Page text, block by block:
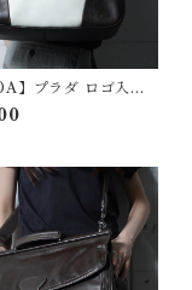
】プラダ ロゴ入バ
ザーポーリングバ